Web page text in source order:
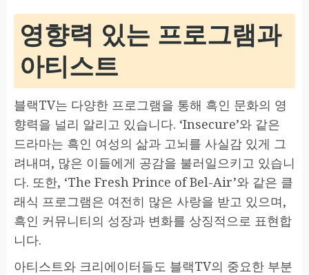
영향력 있는 프로그램과
아티스트
블랙TV는 다양한 프로그램을 통해 흑인 문화의 영
향력을 널리 알리고 있습니다. ‘Insecure’와 같은
드라마는 흑인 여성의 삶과 고뇌를 사실감 있게 그
려내며, 많은 이들에게 공감을 불러일으키고 있습니
다. 또한, ‘The Fresh Prince of Bel-Air’와 같은 클
래식 프로그램은 여전히 많은 사랑을 받고 있으며,
흑인 커뮤니티의 성장과 변화를 상징적으로 표현합
니다.
아티스트와 크리에이터들도 블랙TV의 중요한 부분